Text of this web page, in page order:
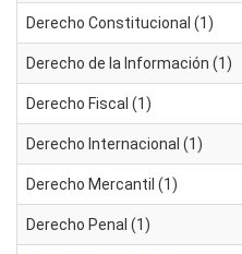
Derecho Constitucional (1)
Derecho de la Información (1)
Derecho Fiscal (1)
Derecho Internacional (1)
Derecho Mercantil (1)
Derecho Penal (1)